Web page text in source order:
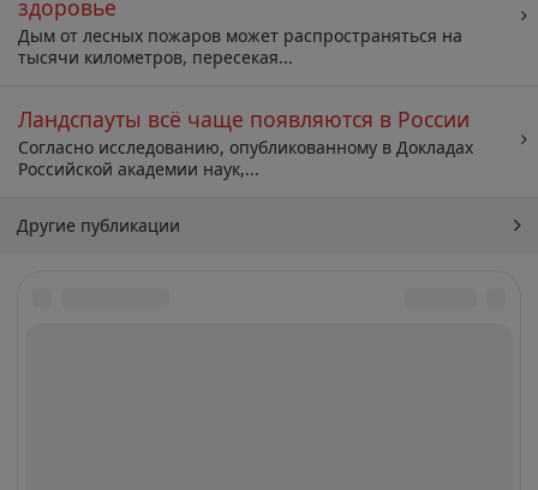
здоровье
Дым от лесных пожаров может распространяться на
тысячи километров, пересекая...
Ландспауты всё чаще появляются в России
Согласно исследованию, опубликованному в Докладах
Российской академии наук,...
Другие публикации